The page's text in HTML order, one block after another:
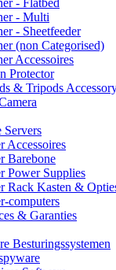
- Multi
- Sheetfeeder
(non Categorised)
Accessoires
Protector
& Tripods
Servers
Accessoires
Barebone
Power Supplies
Rack Kasten &
computers
& Garanties
Besturingssystemen